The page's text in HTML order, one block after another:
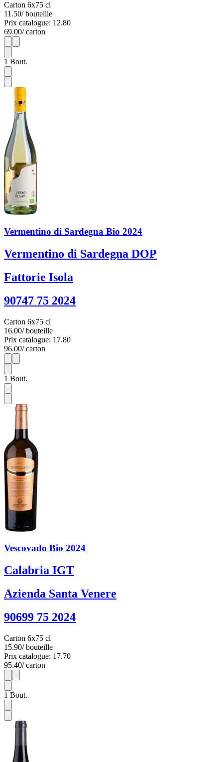
Carton 6x75 cl
11.50/ bouteille
Prix catalogue: 12.80
69.00/ carton
1
1 Bout.
Vermentino di Sardegna Bio 2024
Vermentino di Sardegna DOP
Fattorie Isola
90747 75 2024
Carton 6x75 cl
16.00/ bouteille
Prix catalogue: 17.80
96.00/ carton
1
1 Bout.
Vescovado Bio 2024
Calabria IGT
Azienda Santa Venere
90699 75 2024
Carton 6x75 cl
15.90/ bouteille
Prix catalogue: 17.70
95.40/ carton
1
1 Bout.